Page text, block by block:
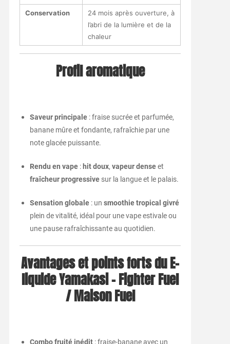
Conservation
24 mois après ouverture, à
l’abri de la lumière et de la
chaleur
Profil aromatique
Saveur principale: fraise sucrée et parfumée,
banane mûre et fondante, rafraîchie par une
note glacée puissante.
Rendu en vape: hit doux, vapeur denseet
fraîcheur progressivesur la langue et le palais.
Sensation globale: un smoothie tropical givré
plein de vitalité, idéal pour une vape estivale ou
une pause rafraîchissante au quotidien.
Avantages et points forts du E-
liquide Yamakasi – Fighter Fuel
/ Maison Fuel
Combo fruité inédit: fraise-banane avec un